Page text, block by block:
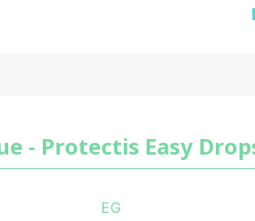
- Protectis Easy
EG